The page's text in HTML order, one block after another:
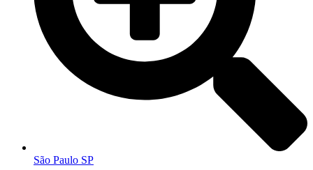
São Paulo SP